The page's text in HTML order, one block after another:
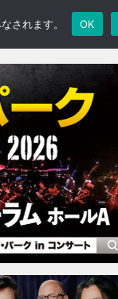
されます。 OK